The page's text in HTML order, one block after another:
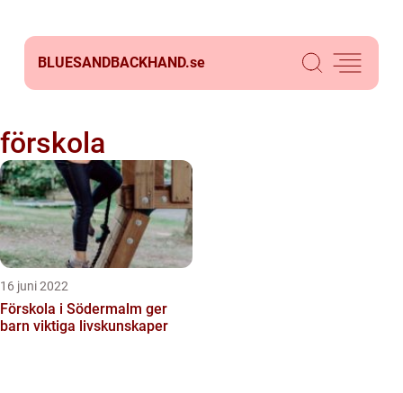
BLUESANDBACKHAND.se
förskola
16 juni 2022
Förskola i Södermalm ger
barn viktiga livskunskaper